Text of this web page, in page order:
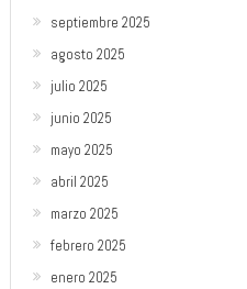
septiembre 2025
agosto 2025
julio 2025
junio 2025
mayo 2025
abril 2025
marzo 2025
febrero 2025
enero 2025